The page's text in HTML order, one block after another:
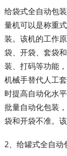
给袋式全自动包
量机可以是称重
装。该机的工作
袋、开袋、套袋
装、打码等功能
机械手替代人工
时提高自动化水
批量自动化包装
袋和开袋不准。
2、给罐式全自动